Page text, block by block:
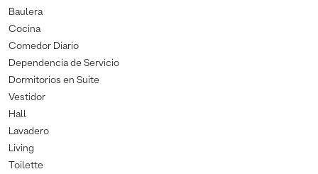
Baulera
Cocina
Comedor Diario
Dependencia de Servicio
Dormitorios en Suite
Vestidor
Hall
Lavadero
Living
Toilette